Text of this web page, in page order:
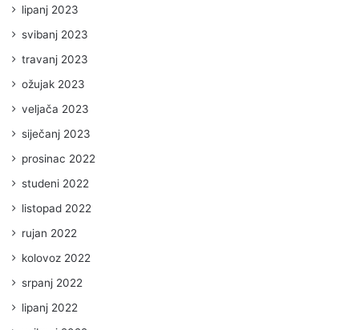
lipanj 2023
svibanj 2023
travanj 2023
ožujak 2023
veljača 2023
siječanj 2023
prosinac 2022
studeni 2022
listopad 2022
rujan 2022
kolovoz 2022
srpanj 2022
lipanj 2022